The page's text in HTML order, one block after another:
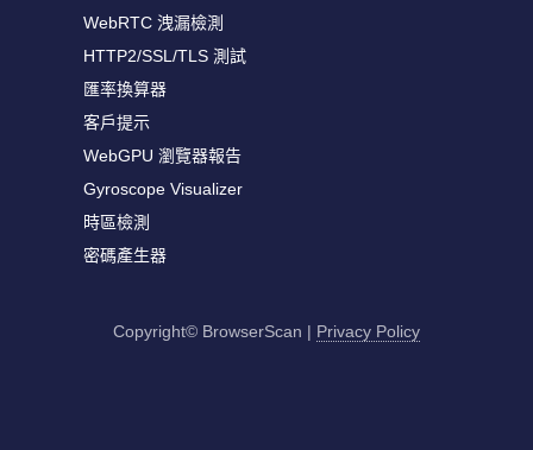
WebRTC 洩漏檢測
HTTP2/SSL/TLS 測試
匯率換算器
客戶提示
WebGPU 瀏覽器報告
Gyroscope Visualizer
時區檢測
密碼產生器
Copyright© BrowserScan | Privacy Policy